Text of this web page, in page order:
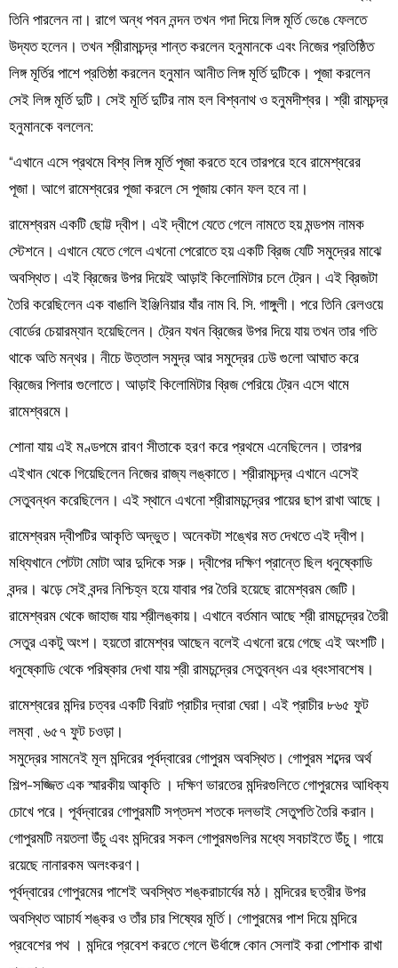
তিনি পারলেন না। রাগে অন্ধ পবন নন্দন তখন গদা দিয়ে লিঙ্গ মূর্তি ভেঙে ফেলতে
উদ্যত হলেন। তখন শ্রীরামচন্দ্র শান্ত করলেন হনুমানকে এবং নিজের প্রতিষ্ঠিত
লিঙ্গ মূর্তির পাশে প্রতিষ্ঠা করলেন হনুমান আনীত লিঙ্গ মূর্তি দুটিকে। পূজা করলেন
সেই লিঙ্গ মূর্তি দুটি। সেই মূর্তি দুটির নাম হল বিশ্বনাথ ও হনুমদীশ্বর। শ্রী রামচন্দ্র
হনুমানকে বললেন:
“এখানে এসে প্রথমে বিশ্ব লিঙ্গ মূর্তি পূজা করতে হবে তারপরে হবে রামেশ্বরের
পূজা। আগে রামেশ্বরের পূজা করলে সে পূজায় কোন ফল হবে না।
রামেশ্বরম একটি ছোট্ট দ্বীপ। এই দ্বীপে যেতে গেলে নামতে হয় মন্ডপম নামক
স্টেশনে। এখানে যেতে গেলে এখনো পেরোতে হয় একটি ব্রিজ যেটি সমুদ্রের মাঝে
অবস্থিত। এই ব্রিজের উপর দিয়েই আড়াই কিলোমিটার চলে ট্রেন। এই ব্রিজটা
তৈরি করেছিলেন এক বাঙালি ইঞ্জিনিয়ার যাঁর নাম বি. সি. গাঙ্গুলী। পরে তিনি রেলওয়ে
বোর্ডের চেয়ারম্যান হয়েছিলেন। ট্রেন যখন ব্রিজের উপর দিয়ে যায় তখন তার গতি
থাকে অতি মন্থর। নীচে উত্তাল সমুদ্র আর সমুদ্রের ঢেউ গুলো আঘাত করে
ব্রিজের পিলার গুলোতে। আড়াই কিলোমিটার ব্রিজ পেরিয়ে ট্রেন এসে থামে
রামেশ্বরমে।
শোনা যায় এই মণ্ডপমে রাবণ সীতাকে হরণ করে প্রথমে এনেছিলেন। তারপর
এইখান থেকে গিয়েছিলেন নিজের রাজ্য লঙ্কাতে। শ্রীরামচন্দ্র এখানে এসেই
সেতুবন্ধন করেছিলেন। এই স্থানে এখনো শ্রীরামচন্দ্রের পায়ের ছাপ রাখা আছে।
রামেশ্বরম দ্বীপটির আকৃতি অদ্ভুত। অনেকটা শঙ্খের মত দেখতে এই দ্বীপ।
মধ্যিখানে পেটটা মোটা আর দুদিকে সরু। দ্বীপের দক্ষিণ প্রান্তে ছিল ধনুষ্কোডি
বন্দর। ঝড়ে সেই বন্দর নিশ্চিহ্ন হয়ে যাবার পর তৈরি হয়েছে রামেশ্বরম জেটি।
রামেশ্বরম থেকে জাহাজ যায় শ্রীলঙ্কায়। এখানে বর্তমান আছে শ্রী রামচন্দ্রের তৈরী
সেতুর একটু অংশ। হয়তো রামেশ্বর আছেন বলেই এখনো রয়ে গেছে এই অংশটি।
ধনুষ্কোডি থেকে পরিষ্কার দেখা যায় শ্রী রামচন্দ্রের সেতুবন্ধন এর ধ্বংসাবশেষ।
রামেশ্বরের মন্দির চত্বর একটি বিরাট প্রাচীর দ্বারা ঘেরা। এই প্রাচীর ৮৬৫ ফুট
লম্বা , ৬৫৭ ফুট চওড়া।
সমুদ্রের সামনেই মূল মন্দিরের পূর্বদ্বারের গোপুরম অবস্থিত। গোপুরম শব্দের অর্থ
শিল্প-সজ্জিত এক স্মারকীয় আকৃতি । দক্ষিণ ভারতের মন্দিরগুলিতে গোপুরমের আধিক্য
চোখে পরে। পূর্বদ্বারের গোপুরমটি সপ্তদশ শতকে দলভাই সেতুপতি তৈরি করান।
গোপুরমটি নয়তলা উঁচু এবং মন্দিরের সকল গোপুরমগুলির মধ্যে সবচাইতে উঁচু। গায়ে
রয়েছে নানারকম অলংকরণ।
পূর্বদ্বারের গোপুরমের পাশেই অবস্থিত শঙ্করাচার্যের মঠ। মন্দিরের ছত্রীর উপর
অবস্থিত আচার্য শঙ্কর ও তাঁর চার শিষ্যের মূর্তি। গোপুরমের পাশ দিয়ে মন্দিরে
প্রবেশের পথ । মন্দিরে প্রবেশ করতে গেলে ঊর্ধাঙ্গে কোন সেলাই করা পোশাক রাখা